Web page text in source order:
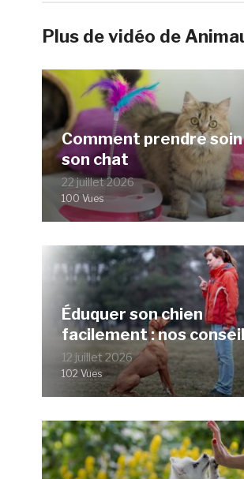
Plus de vidéo de
Comment prendre
son chat
22 juillet 2026
100 Vues
Éduquer son chien
facilement : nos
12 juillet 2026
102 Vues